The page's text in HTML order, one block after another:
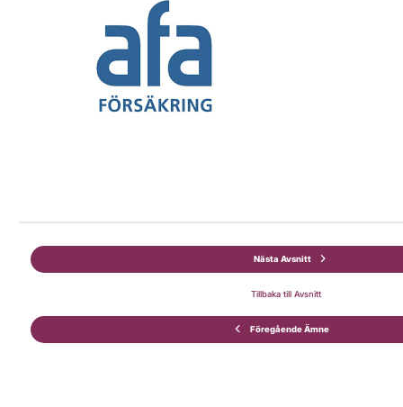
Föregående Ämne
Tillbaka till Avsnitt
Nästa Avsnitt